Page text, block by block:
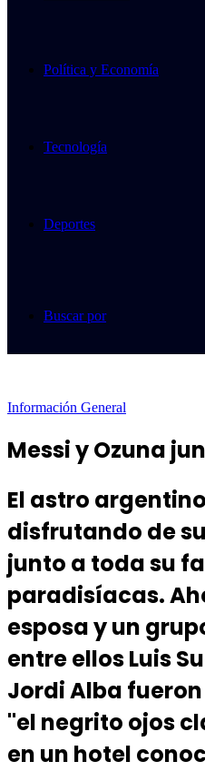
Política y Economía
Tecnología
Deportes
Buscar por
Información General
Messi y Ozuna
El astro
disfrutando de
junto a toda su
paradisíacas.
esposa y un
entre ellos Luis
Jordi Alba
"el negrito ojos
en un hotel